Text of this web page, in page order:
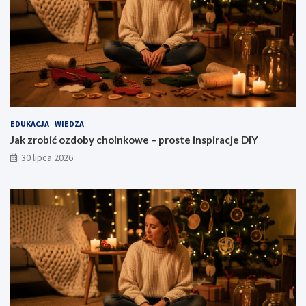
EDUKACJA WIEDZA
Jak zrobić ozdoby choinkowe – proste inspiracje DIY
30 lipca 2026